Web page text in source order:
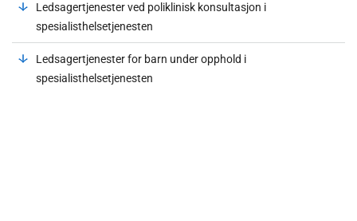
Ledsagertjenester ved poliklinisk konsultasjon i
spesialisthelsetjenesten
Ledsagertjenester for barn under opphold i
spesialisthelsetjenesten